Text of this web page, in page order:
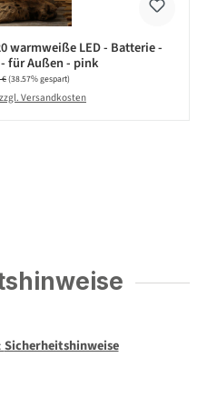
warmweiße LED - Batterie -
für Außen - pink
Preis:
€(38.57% gespart)
Versandkosten
Sicherheitshinweise